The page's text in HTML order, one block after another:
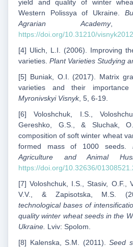
yield and quality of winter
Western Polissya of Ukraine.
Agrarian Academy,
https://doi.org/10.31210/
[4] Ulich, L.I. (2006). Improving
varieties. Plant Varieties Studying
[5] Buniak, O.I. (2017). Matrix
varieties and their importance
Myronivskyi Visnyk, 5, 6-19.
[6] Voloshchuk, I.S.,
Gereshko, G.S., & Sluchak,
composition of soft winter wheat
formed mass of 1000 seeds.
Agriculture and Animal
https://doi.org/10.32636/
[7] Voloshchuk, I.S., Stasiv, O.F.,
V.V., & Zapisotska, M.S.
technological bases of
quality winter wheat seeds in the
Ukraine. Lviv: Spolom.
[8] Kalenska, S.M. (2011). Seed